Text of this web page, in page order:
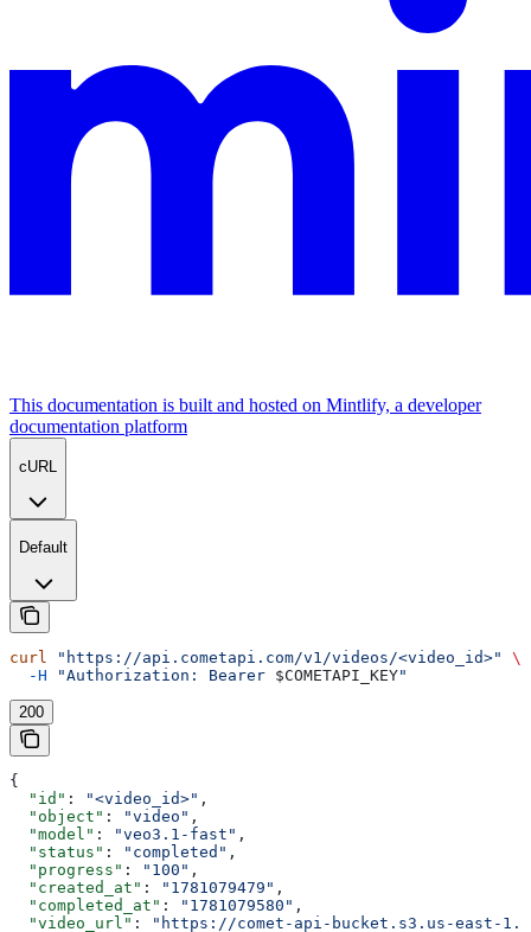
This documentation is built and hosted on Mintlify, a developer
documentation platform
cURL
Default
curl "https://api.cometapi.com/v1/videos/<video_id>"
\
  -H
"Authorization: Bearer $COMETAPI_KEY"
200
{
  "id"
: "<video_id>" ,
  "object"
: "video" ,
  "model"
: "veo3.1-fast" ,
  "status"
: "completed" ,
  "progress"
: "100" ,
  "created_at"
: "1781079479" ,
  "completed_at"
: "1781079580" ,
  "video_url"
:
"https://comet-api-bucket.s3.us-east-